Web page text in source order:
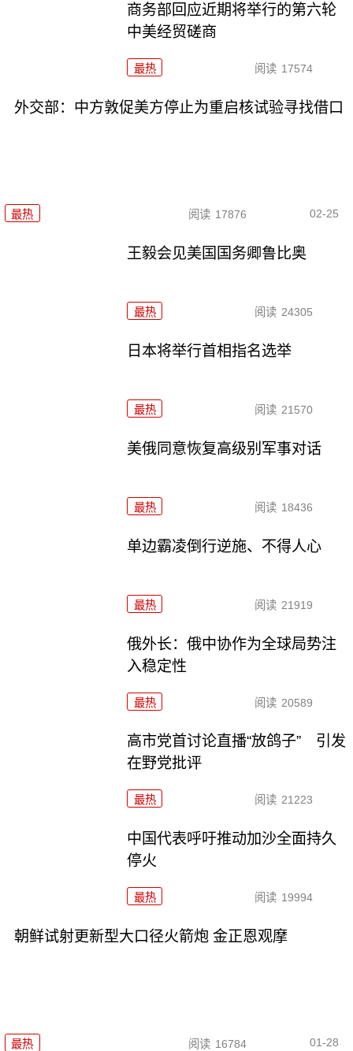
商务部回应近期将举行的第六轮
中美经贸磋商
最热 阅读 17574
外交部：中方敦促美方停止为重启核试验寻找借口
最热 阅读 17876 02-25
王毅会见美国国务卿鲁比奥
最热 阅读 24305
日本将举行首相指名选举
最热 阅读 21570
美俄同意恢复高级别军事对话
最热 阅读 18436
单边霸凌倒行逆施、不得人心
最热 阅读 21919
俄外长：俄中协作为全球局势注
入稳定性
最热 阅读 20589
高市党首讨论直播“放鸽子” 引发
在野党批评
最热 阅读 21223
中国代表呼吁推动加沙全面持久
停火
最热 阅读 19994
朝鲜试射更新型大口径火箭炮 金正恩观摩
最热 阅读 16784 01-28